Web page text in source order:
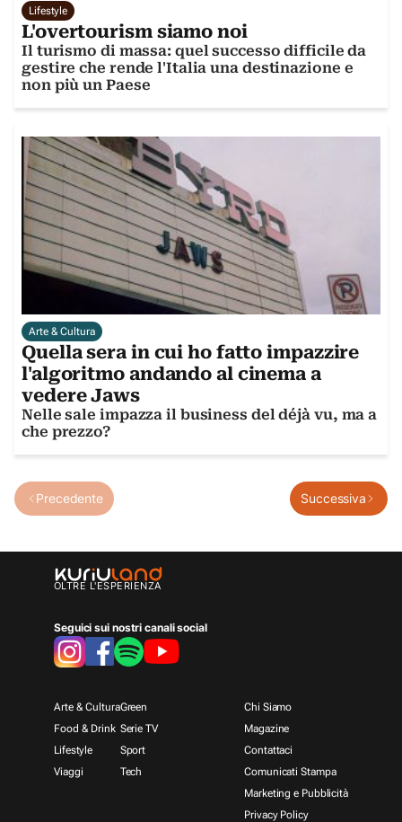
Lifestyle
L'overtourism siamo noi
Il turismo di massa: quel successo difficile da
gestire che rende l'Italia una destinazione e
non più un Paese
Arte & Cultura
Quella sera in cui ho fatto impazzire
l'algoritmo andando al cinema a
vedere Jaws
Nelle sale impazza il business del déjà vu, ma a
che prezzo?
Precedente Successiva
OLTRE L'ESPERIENZA
Seguici sui nostri canali social
Arte & Cultura
Food & Drink
Lifestyle
Viaggi
Green
Serie TV
Sport
Tech
Chi Siamo
Magazine
Contattaci
Comunicati Stampa
Marketing e Pubblicità
Privacy Policy